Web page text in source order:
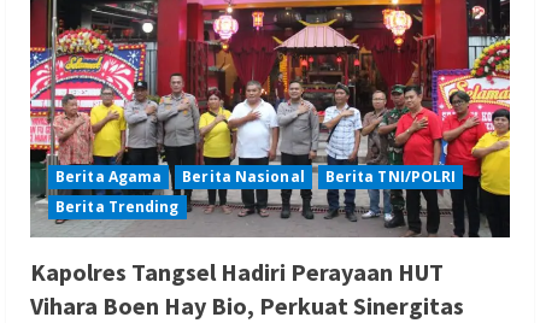
Berita Agama Berita Nasional
Berita TNI/POLRI
Berita Trending
Kapolres Tangsel Hadiri Perayaan HUT
Vihara Boen Hay Bio, Perkuat Sinergitas